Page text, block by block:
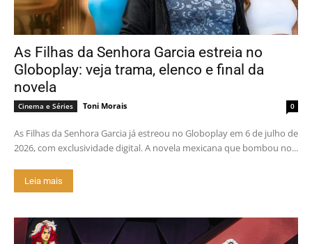
As Filhas da Senhora Garcia estreia no
Globoplay: veja trama, elenco e final da
novela
Cinema e Séries Toni Morais 0
As Filhas da Senhora Garcia já estreou no Globoplay em 6 de julho de
2026, com exclusividade digital. A novela mexicana que bombou no...
Leia mais